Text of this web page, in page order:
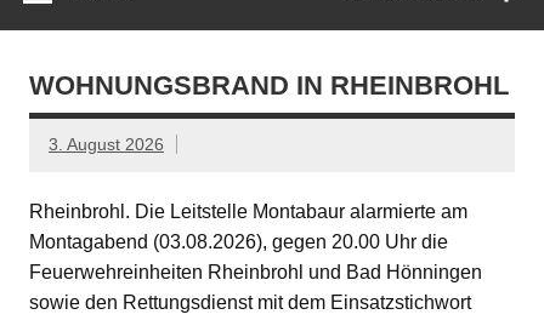
WOHNUNGSBRAND IN RHEINBROHL
3. August 2026
Rheinbrohl. Die Leitstelle Montabaur alarmierte am
Montagabend (03.08.2026), gegen 20.00 Uhr die
Feuerwehreinheiten Rheinbrohl und Bad Hönningen
sowie den Rettungsdienst mit dem Einsatzstichwort